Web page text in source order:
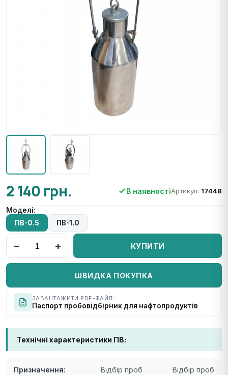
2 140 грн. В наявностіАртикул: 17448
Моделі:
ПВ-0.5 ПВ-1.0
− + КУПИТИ
ШВИДКА ПОКУПКА
ЗАВАНТАЖИТИ PDF-ФАЙЛ:
Паспорт пробовідбірник для нафтопродуктів
Технічні характеристики ПВ:
Призначення:
Відбір проб
Відбір проб